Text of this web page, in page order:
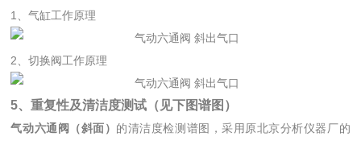
1、气缸工作原理
2、切换阀工作原理
5、重复性及清洁度测试（见下图谱图）
气动六通阀（斜面） 的清洁度检测谱图，采用原北京分析仪器厂的